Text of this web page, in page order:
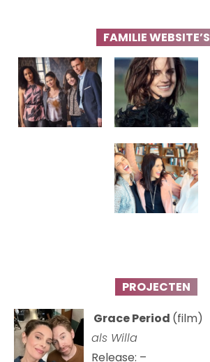
FAMILIE WEBSITE’S
PROJECTEN
Grace Period (film)
als Willa
Release: –